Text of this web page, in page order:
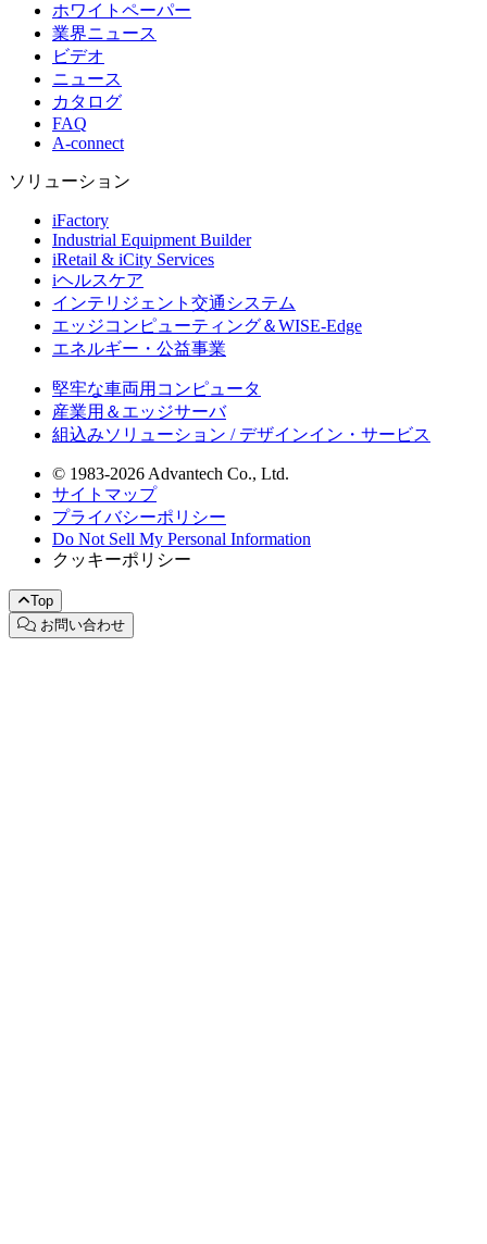
ホワイトペーパー
業界ニュース
ビデオ
ニュース
カタログ
FAQ
A-connect
ソリューション
iFactory
Industrial Equipment Builder
iRetail & iCity Services
iヘルスケア
インテリジェント交通システム
エッジコンピューティング＆WISE-Edge
エネルギー・公益事業
堅牢な車両用コンピュータ
産業用＆エッジサーバ
組込みソリューション / デザインイン・サービス
© 1983-2026 Advantech Co., Ltd.
サイトマップ
プライバシーポリシー
Do Not Sell My Personal Information
クッキーポリシー
Top
お問い合わせ